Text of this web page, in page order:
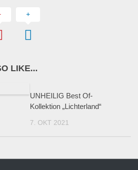
LIKE...
UNHEILIG Best Of-
Kollektion „Lichterland“
7. OKT 2021